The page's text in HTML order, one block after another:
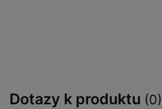
Dotazy k produktu (0)